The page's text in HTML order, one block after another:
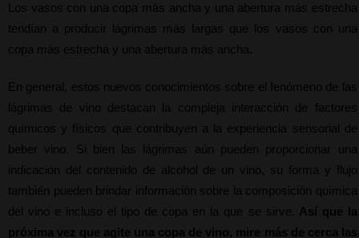
Los vasos con una copa más ancha y una abertura más estrecha
tendían a producir lágrimas más largas que los vasos con una
copa más estrecha y una abertura más ancha.
En general, estos nuevos conocimientos sobre el fenómeno de las
lágrimas de vino destacan la compleja interacción de factores
químicos y físicos que contribuyen a la experiencia sensorial de
beber vino. Si bien las lágrimas aún pueden proporcionar una
indicación del contenido de alcohol de un vino, su forma y flujo
también pueden brindar información sobre la composición química
del vino e incluso el tipo de copa en la que se sirve.
Así que la
próxima vez que agite una copa de vino, mire más de cerca las